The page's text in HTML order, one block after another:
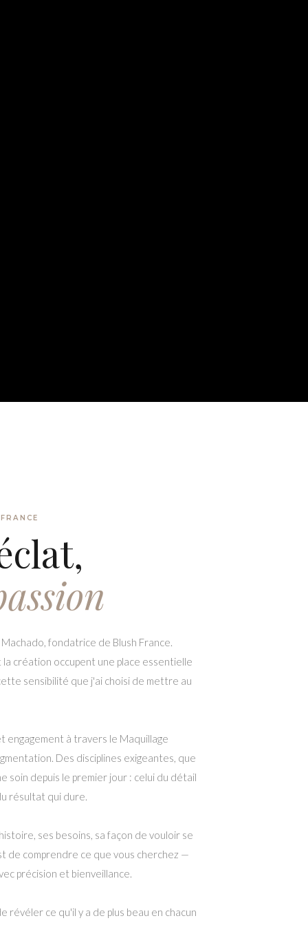
fondatrice de Blush France.
création occupent une place essentielle
sensibilité que j'ai choisi de mettre au
engagement à travers le Maquillage
Des disciplines exigeantes, que
soin depuis le premier jour : celui du détail
résultat qui dure.
ses besoins, sa façon de vouloir se
de comprendre ce que vous cherchez —
précision et bienveillance.
révéler ce qu'il y a de plus beau en chacun